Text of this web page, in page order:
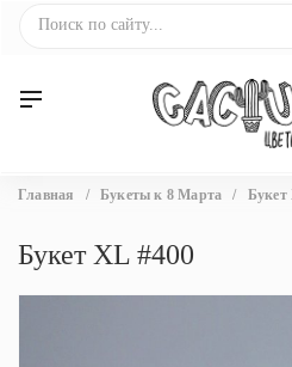
Вы
Главная / Букеты к 8 Марта / Букет
Букет XL #400